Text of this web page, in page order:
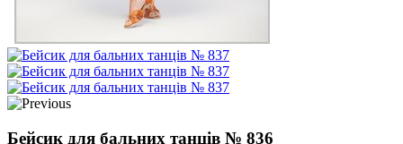
Бейсик для бальних танців № 836